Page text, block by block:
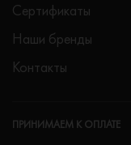
Сертификаты
Наши бренды
Контакты
ПРИНИМАЕМ К ОПЛАТЕ